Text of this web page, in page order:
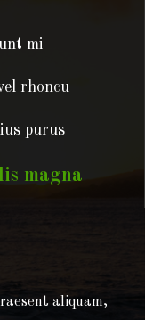
mi
rhoncu
purus
magna
aliquam,